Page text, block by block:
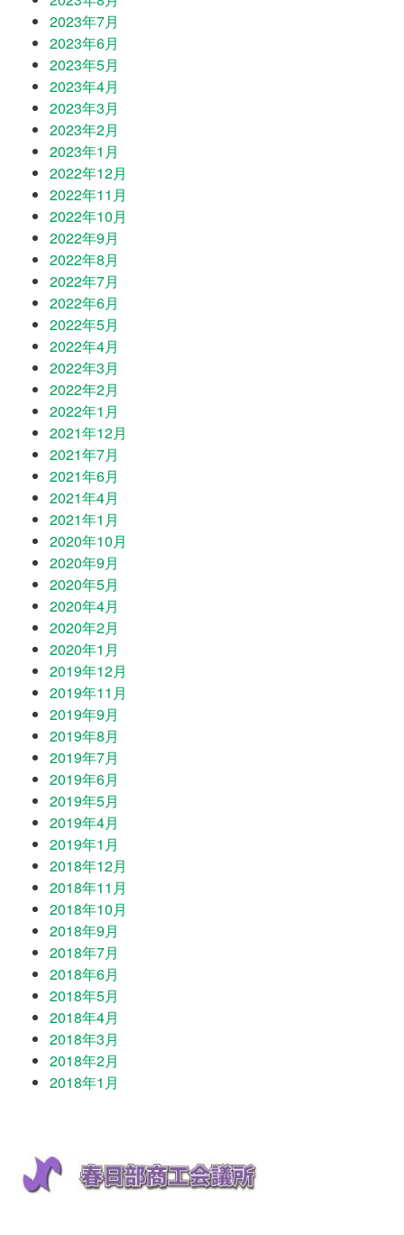
2023年7月
2023年6月
2023年5月
2023年4月
2023年3月
2023年2月
2023年1月
2022年12月
2022年11月
2022年10月
2022年9月
2022年8月
2022年7月
2022年6月
2022年5月
2022年4月
2022年3月
2022年2月
2022年1月
2021年12月
2021年7月
2021年6月
2021年4月
2021年1月
2020年10月
2020年9月
2020年5月
2020年4月
2020年2月
2020年1月
2019年12月
2019年11月
2019年9月
2019年8月
2019年7月
2019年6月
2019年5月
2019年4月
2019年1月
2018年12月
2018年11月
2018年10月
2018年9月
2018年7月
2018年6月
2018年5月
2018年4月
2018年3月
2018年2月
2018年1月